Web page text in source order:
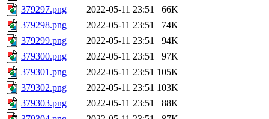
379297.png
2022-05-11 23:51
66K
379298.png
2022-05-11 23:51
74K
379299.png
2022-05-11 23:51
94K
379300.png
2022-05-11 23:51
97K
379301.png
2022-05-11 23:51 105K
379302.png
2022-05-11 23:51 103K
379303.png
2022-05-11 23:51
88K